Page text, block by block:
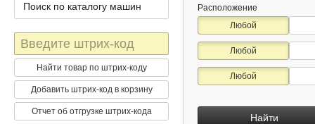
Расположение
Любой
Любой
Любой
Найти
Поиск по каталогу машин
Штрих-
код
Найти товар по штрих-коду
Добавить штрих-код в корзину
Отчет об отгрузке штрих-кода